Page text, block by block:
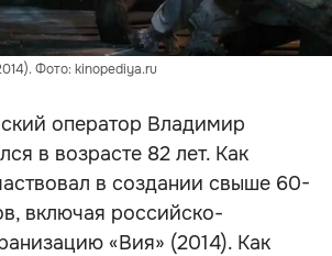
Фото: kinopediya.ru
оператор Владимир
в возрасте 82 лет. Как
в создании свыше 60-
включая российско-
«Вия» (2014). Как